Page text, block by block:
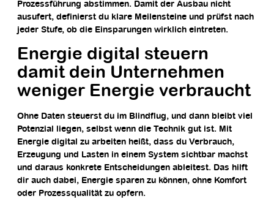
Prozessführung abstimmen. Damit der Ausbau nicht
ausufert, definierst du klare Meilensteine und prüfst nach
jeder Stufe, ob die Einsparungen wirklich eintreten.
Energie digital steuern
damit dein Unternehmen
weniger Energie verbraucht
Ohne Daten steuerst du im Blindflug, und dann bleibt viel
Potenzial liegen, selbst wenn die Technik gut ist. Mit
Energie digital zu arbeiten heißt, dass du Verbrauch,
Erzeugung und Lasten in einem System sichtbar machst
und daraus konkrete Entscheidungen ableitest. Das hilft
dir auch dabei, Energie sparen zu können, ohne Komfort
oder Prozessqualität zu opfern.